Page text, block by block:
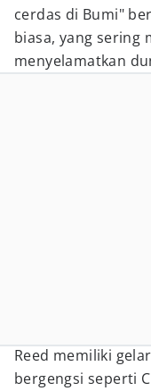
cerdas di Bumi"
biasa, yang sering
menyelamatkan
Reed memiliki
bergengsi seperti